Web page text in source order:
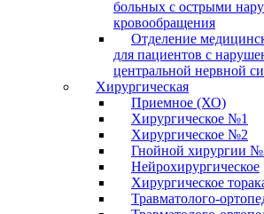
больных с острыми
кровообращения
Отделение
для пациентов с
центральной нервной
Хирургическая
Приемное (ХО)
Хирургическое №1
Хирургическое №2
Гнойной хирургии
Нейрохирургическое
Хирургическое
Травматолого-